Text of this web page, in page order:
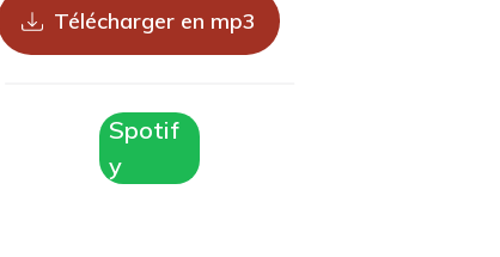
Télécharger en mp3
Spotif
y